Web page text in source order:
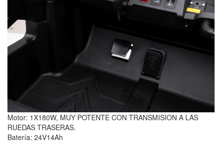
Motor: 1X180W, MUY POTENTE CON TRANSMISION A LAS
RUEDAS TRASERAS.
Batería: 24V14Ah